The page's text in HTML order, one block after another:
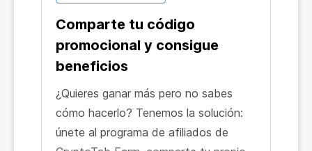
Comparte tu código
promocional y consigue
beneficios
¿Quieres ganar más pero no sabes
cómo hacerlo? Tenemos la solución:
únete al programa de afiliados de